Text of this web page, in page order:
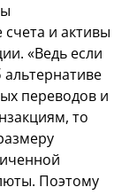
и активы
«Ведь если
переводов и
то
Поэтому